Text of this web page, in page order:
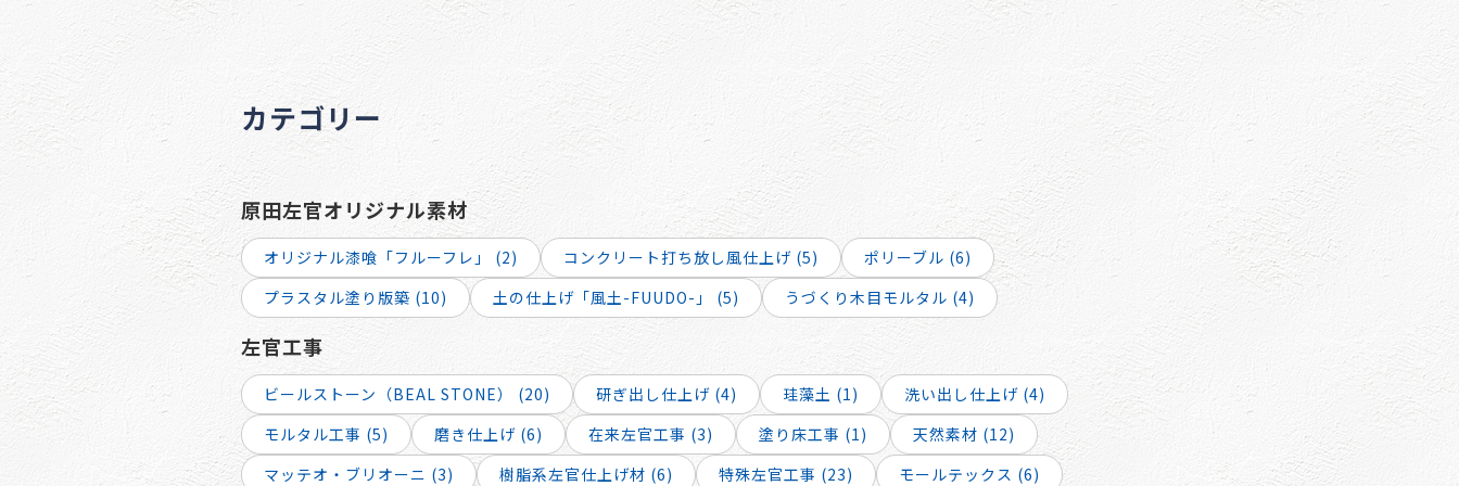
カテゴリー
原田左官オリジナル素材
オリジナル漆喰「フルーフレ」 (2) コンクリート打ち放し風仕上げ (5)
ポリーブル (6)
プラスタル塗り版築 (10)
土の仕上げ「風土-FUUDO-」 (5) うづくり木目モルタル (4)
左官工事
ビールストーン（BEAL STONE） (20) 研ぎ出し仕上げ (4) 珪藻土 (1)
洗い出し仕上げ (4)
モルタル工事 (5)
磨き仕上げ (6) 在来左官工事 (3) 塗り床工事 (1)
天然素材 (12)
マッテオ・ブリオーニ (3)
樹脂系左官仕上げ材 (6) 特殊左官工事 (23)
モールテックス (6)